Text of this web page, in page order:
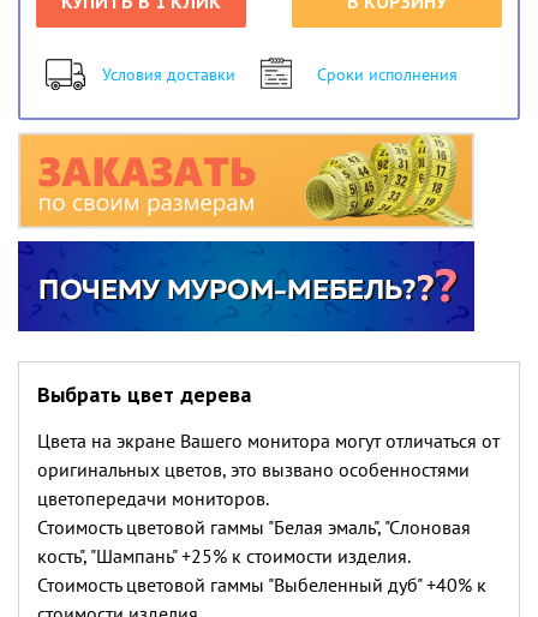
Условия доставки Сроки исполнения
Выбрать цвет дерева
Цвета на экране Вашего монитора могут отличаться от
оригинальных цветов, это вызвано особенностями
цветопередачи мониторов.
Стоимость цветовой гаммы "Белая эмаль", "Слоновая
кость", "Шампань" +25% к стоимости изделия.
Стоимость цветовой гаммы "Выбеленный дуб" +40% к